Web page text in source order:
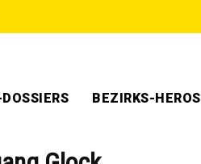
BEZIRKS-HEROS